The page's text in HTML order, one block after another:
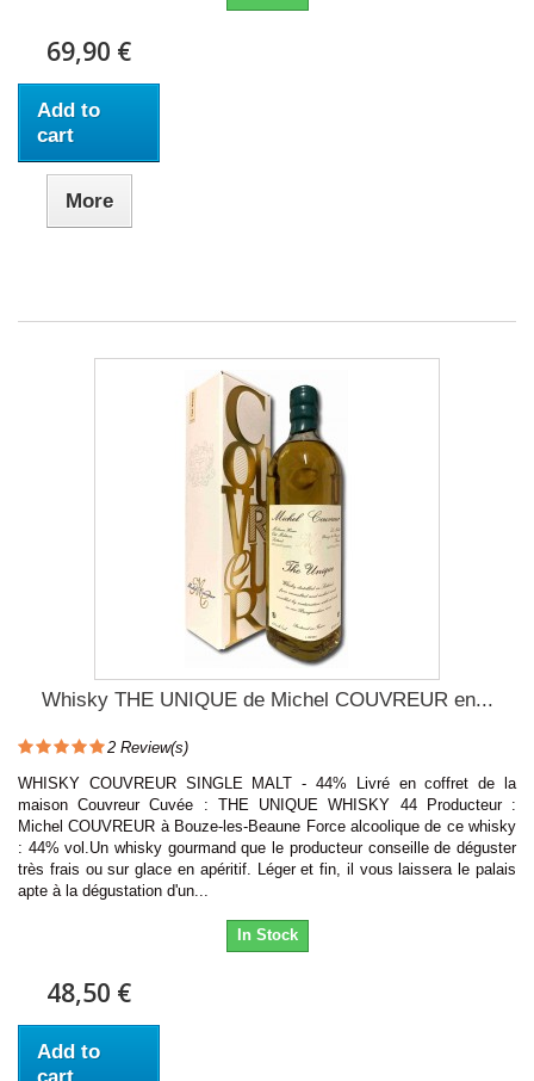
69,90 €
Add to
cart
More
Whisky THE UNIQUE de Michel COUVREUR en...
2 Review(s)
WHISKY COUVREUR SINGLE MALT - 44% Livré en coffret de la
maison Couvreur Cuvée : THE UNIQUE WHISKY 44 Producteur :
Michel COUVREUR à Bouze-les-Beaune Force alcoolique de ce whisky
: 44% vol.Un whisky gourmand que le producteur conseille de déguster
très frais ou sur glace en apéritif. Léger et fin, il vous laissera le palais
apte à la dégustation d'un...
In Stock
48,50 €
Add to
cart